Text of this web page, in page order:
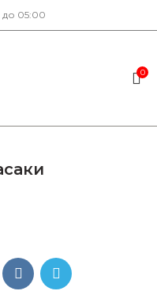
до 05:00
0